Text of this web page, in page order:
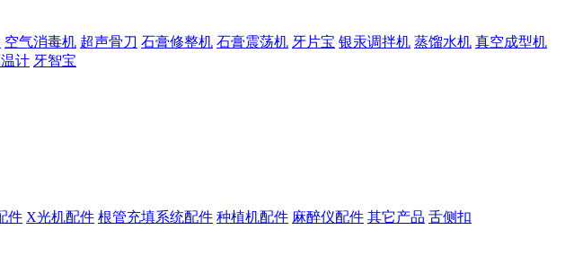
空气消毒机 超声骨刀 石膏修整机 石膏震荡机 牙片宝 银汞调拌机 蒸馏水机 真空成型机
计 牙智宝
件 X光机配件 根管充填系统配件 种植机配件 麻醉仪配件 其它产品 舌侧扣